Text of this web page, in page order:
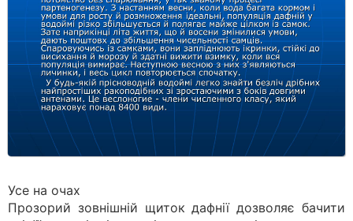
Усе на очах
Прозорий зовнішній щиток дафнії дозволяє бачити